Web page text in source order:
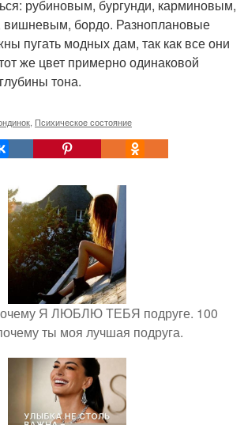
рубиновым, бургунди, карминовым,
вишневым, бордо. Разноплановые
пугать модных дам, так как все они
же цвет примерно одинаковой
тона.
Психическое состояние
Я ЛЮБЛЮ ТЕБЯ подруге. 100
ты моя лучшая подруга.